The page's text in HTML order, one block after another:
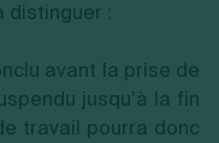
distinguer :
avant la prise de
jusqu’à la fin
travail pourra donc